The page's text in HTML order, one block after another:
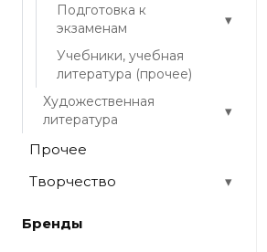
Подготовка к
экзаменам
▾
Учебники, учебная
литература (прочее)
Художественная
литература
▾
Прочее
Творчество
▾
Бренды